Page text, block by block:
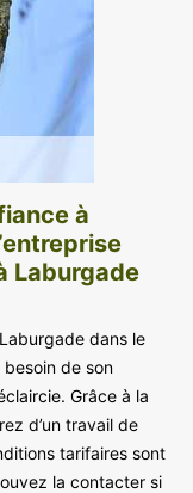
à
Laburgade
dans le
de son
Grâce à la
d’un travail de
tarifaires sont
la contacter si